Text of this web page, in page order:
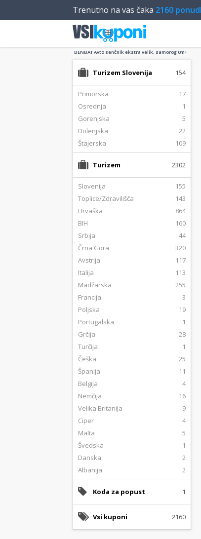
Trenutno na vas čaka 2160
BENBAT Avto senčnik ekstra velik, samorog 0m+
Turizem Slovenija 154
Primorska
17
Osrednja
1
Gorenjska
5
Dolenjska
22
Štajerska
109
Turizem 2302
Slovenija
155
Toplice/Zdravilišča
143
Hrvaška
864
BIH
160
Srbija
44
Črna Gora
320
Avstrija
117
Italija
113
Madžarska
255
Francija
3
Poljska
19
Portugalska
1
Grčija
28
Turčija
1
Češka
25
Španija
11
Belgija
4
Nemčija
16
Velika Britanija
9
Ciper
4
Malta
5
Švedska
1
Danska
2
Albanija
2
Koda za popust 1
Vsi kuponi 2160